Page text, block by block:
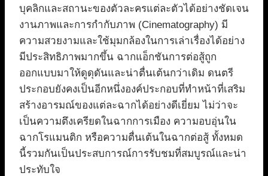
บุคลิกและสถานะของตัวละครแต่ละตัวได้อย่างชัดเจน
งานภาพและการกำกับภาพ (Cinematography) มี
ความสวยงามและใช้มุมกล้องในการเล่าเรื่องได้อย่าง
มีประสิทธิภาพมากขึ้น ฉากแอ็กชันการต่อสู้ถูก
ออกแบบมาให้ดูดุดันและน่าตื่นเต้นกว่าเดิม ดนตรี
ประกอบยังคงเป็นอีกหนึ่งองค์ประกอบที่ทำหน้าที่เสริม
สร้างอารมณ์ของแต่ละฉากได้อย่างดีเยี่ยม ไม่ว่าจะ
เป็นความตึงเครียดในฉากการเมือง ความอบอุ่นใน
ฉากโรแมนติก หรือความตื่นเต้นในฉากต่อสู้ ทั้งหมด
นี้รวมกันเป็นประสบการณ์การรับชมที่สมบูรณ์และน่า
ประทับใจ